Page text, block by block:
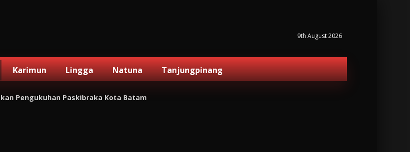
9th August 2026
Karimun Lingga Natuna Tanjungpinang
Pengukuhan Paskibraka Kota Batam